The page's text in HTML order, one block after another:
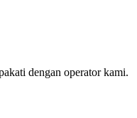
dengan operator kami.